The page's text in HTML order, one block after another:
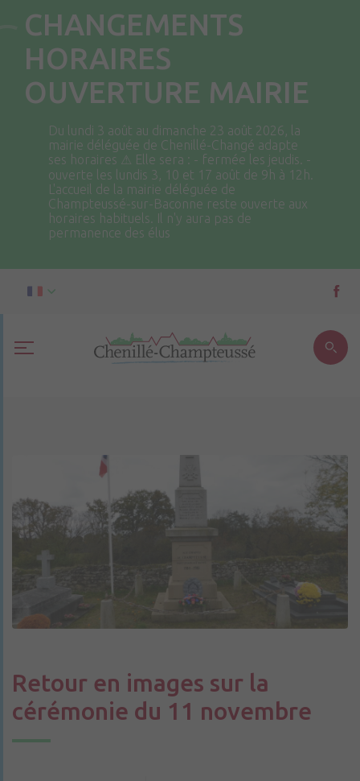
CHANGEMENTS
HORAIRES
OUVERTURE MAIRIE
Du lundi 3 août au dimanche 23 août 2026, la
mairie déléguée de Chenillé-Changé adapte
ses horaires ⚠ Elle sera : - fermée les jeudis. -
ouverte les lundis 3, 10 et 17 août de 9h à 12h.
L'accueil de la mairie déléguée de
Champteussé-sur-Baconne reste ouverte aux
horaires habituels. Il n'y aura pas de
permanence des élus
Retour en images sur la
cérémonie du 11 novembre